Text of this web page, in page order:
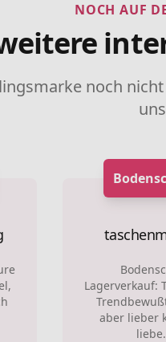
NOCH AUF
noch
Lagerverkauf:
aber lieber